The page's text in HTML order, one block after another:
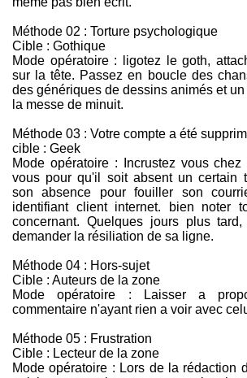
Méthode 02 : Torture psychologique
Cible : Gothique
Mode opératoire : ligotez le goth,
sur la tête. Passez en boucle des
des génériques de dessins animés et
la messe de minuit.
Méthode 03 : Votre compte a été
cible : Geek
Mode opératoire : Incrustez vous
vous pour qu'il soit absent un certain
son absence pour fouiller son
identifiant client internet. bien noter
concernant. Quelques jours plus
demander la résiliation de sa ligne.
Méthode 04 : Hors-sujet
Cible : Auteurs de la zone
Mode opératoire : Laisser a
commentaire n'ayant rien a voir avec
Méthode 05 : Frustration
Cible : Lecteur de la zone
Mode opératoire : Lors de la rédaction